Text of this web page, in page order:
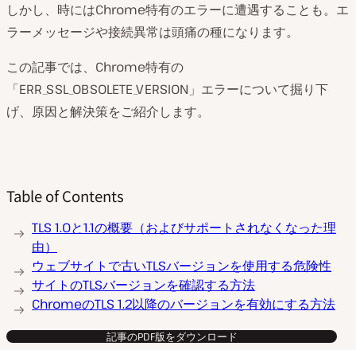
しかし、時にはChrome特有のエラーに遭遇することも。エ
ラーメッセージや接続異常は頭痛の種になります。
この記事では、Chrome特有の
「ERR_SSL_OBSOLETE_VERSION」エラーについて掘り下
げ、原因と解決策をご紹介します。
Table of Contents
TLS 1.0と1.1の概要（およびサポートされなくなった理
由）
ウェブサイトで古いTLSバージョンを使用する危険性
サイトのTLSバージョンを確認する方法
ChromeのTLS 1.2以降のバージョンを有効にする方法
記事のPDF版をダウンロード